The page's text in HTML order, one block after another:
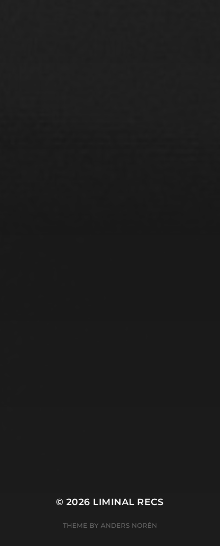
© 2026 LIMINAL RECS
THEME BY ANDERS NORÉN